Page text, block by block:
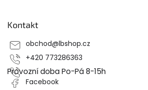
Kontakt
obchod@lbshop.cz
+420 773286363
Provozní doba Po-Pá 8-15h
Facebook